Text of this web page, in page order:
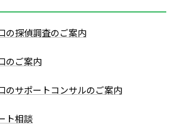
の探偵調査のご案内
のご案内
のサポートコンサルのご案内
ト相談